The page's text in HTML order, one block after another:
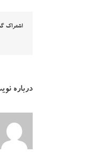
اشتراک
درباره